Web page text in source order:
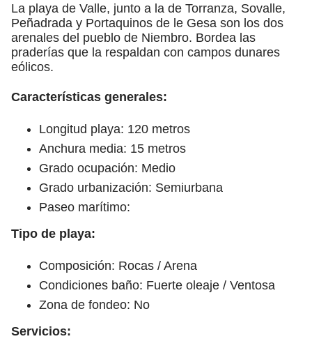
La playa de Valle, junto a la de Torranza, Sovalle,
Peñadrada y Portaquinos de le Gesa son los dos
arenales del pueblo de Niembro. Bordea las
praderías que la respaldan con campos dunares
eólicos.
Características generales:
Longitud playa: 120 metros
Anchura media: 15 metros
Grado ocupación: Medio
Grado urbanización: Semiurbana
Paseo marítimo:
Tipo de playa:
Composición: Rocas / Arena
Condiciones baño: Fuerte oleaje / Ventosa
Zona de fondeo: No
Servicios: